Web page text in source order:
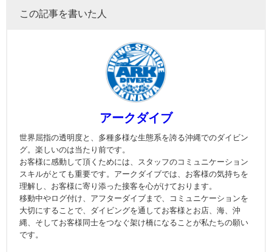
この記事を書いた人
アークダイブ
世界屈指の透明度と、多種多様な生態系を誇る沖縄でのダイビン
グ。楽しいのは当たり前です。
お客様に感動して頂くためには、スタッフのコミュニケーション
スキルがとても重要です。アークダイブでは、お客様の気持ちを
理解し、お客様に寄り添った接客を心がけております。
移動中やログ付け、アフターダイブまで、コミュニケーションを
大切にすることで、ダイビングを通してお客様とお店、海、沖
縄、そしてお客様同士をつなぐ架け橋になることが私たちの願い
です。